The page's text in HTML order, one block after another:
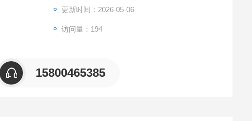
Factor（BAFF），且与其它相关蛋白无明显交叉反应。
更新时间：2026-05-06
访问量：194
15800465385